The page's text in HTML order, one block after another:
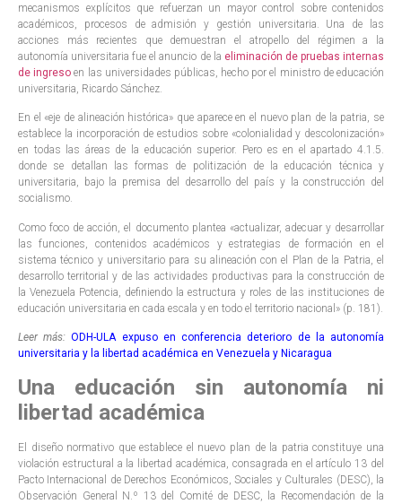
mecanismos explícitos que refuerzan un mayor control sobre contenidos
académicos, procesos de admisión y gestión universitaria. Una de las
acciones más recientes que demuestran el atropello del régimen a la
autonomía universitaria fue el anuncio de la eliminación de pruebas internas
de ingreso en las universidades públicas, hecho por el ministro de educación
universitaria, Ricardo Sánchez.
En el «eje de alineación histórica» que aparece en el nuevo plan de la patria, se
establece la incorporación de estudios sobre «colonialidad y descolonización»
en todas las áreas de la educación superior. Pero es en el apartado 4.1.5.
donde se detallan las formas de politización de la educación técnica y
universitaria, bajo la premisa del desarrollo del país y la construcción del
socialismo.
Como foco de acción, el documento plantea «actualizar, adecuar y desarrollar
las funciones, contenidos académicos y estrategias de formación en el
sistema técnico y universitario para su alineación con el Plan de la Patria, el
desarrollo territorial y de las actividades productivas para la construcción de
la Venezuela Potencia, definiendo la estructura y roles de las instituciones de
educación universitaria en cada escala y en todo el territorio nacional» (p. 181).
Leer más:ODH-ULA expuso en conferencia deterioro de la autonomía
universitaria y la libertad académica en Venezuela y Nicaragua
Una educación sin autonomía ni
libertad académica
El diseño normativo que establece el nuevo plan de la patria constituye una
violación estructural a la libertad académica, consagrada en el artículo 13 del
Pacto Internacional de Derechos Económicos, Sociales y Culturales (DESC), la
Observación General N.º 13 del Comité de DESC, la Recomendación de la